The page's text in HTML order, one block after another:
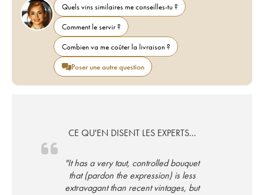
Quels vins similaires me conseilles-tu ?
Comment le servir ?
Combien va me coûter la livraison ?
Poser une autre question
CE QU'EN DISENT LES EXPERTS...
"It has a very taut, controlled bouquet
that (pardon the expression) is less
extravagant than recent vintages, but